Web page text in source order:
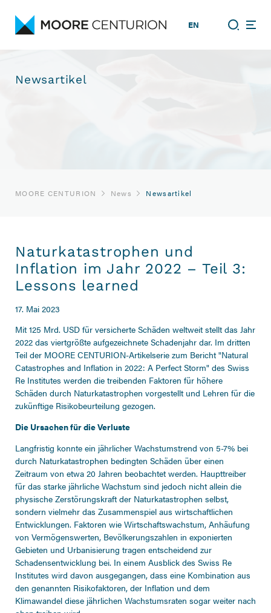
EN
Newsartikel
MOORE CENTURION News Newsartikel
Naturkatastrophen und
Inflation im Jahr 2022 – Teil 3:
Lessons learned
17. Mai 2023
Mit 125 Mrd. USD für versicherte Schäden weltweit stellt das Jahr
2022 das viertgrößte aufgezeichnete Schadenjahr dar. Im dritten
Teil der MOORE CENTURION-Artikelserie zum Bericht "Natural
Catastrophes and Inflation in 2022: A Perfect Storm" des Swiss
Re Institutes werden die treibenden Faktoren für höhere
Schäden durch Naturkatastrophen vorgestellt und Lehren für die
zukünftige Risikobeurteilung gezogen.
Die Ursachen für die Verluste
Langfristig konnte ein jährlicher Wachstumstrend von 5-7% bei
durch Naturkatastrophen bedingten Schäden über einen
Zeitraum von etwa 20 Jahren beobachtet werden. Haupttreiber
für das starke jährliche Wachstum sind jedoch nicht allein die
physische Zerstörungskraft der Naturkatastrophen selbst,
sondern vielmehr das Zusammenspiel aus wirtschaftlichen
Entwicklungen. Faktoren wie Wirtschaftswachstum, Anhäufung
von Vermögenswerten, Bevölkerungszahlen in exponierten
Gebieten und Urbanisierung tragen entscheidend zur
Schadensentwicklung bei. In einem Ausblick des Swiss Re
Institutes wird davon ausgegangen, dass eine Kombination aus
den genannten Risikofaktoren, der Inflation und dem
Klimawandel diese jährlichen Wachstumsraten sogar weiter nach